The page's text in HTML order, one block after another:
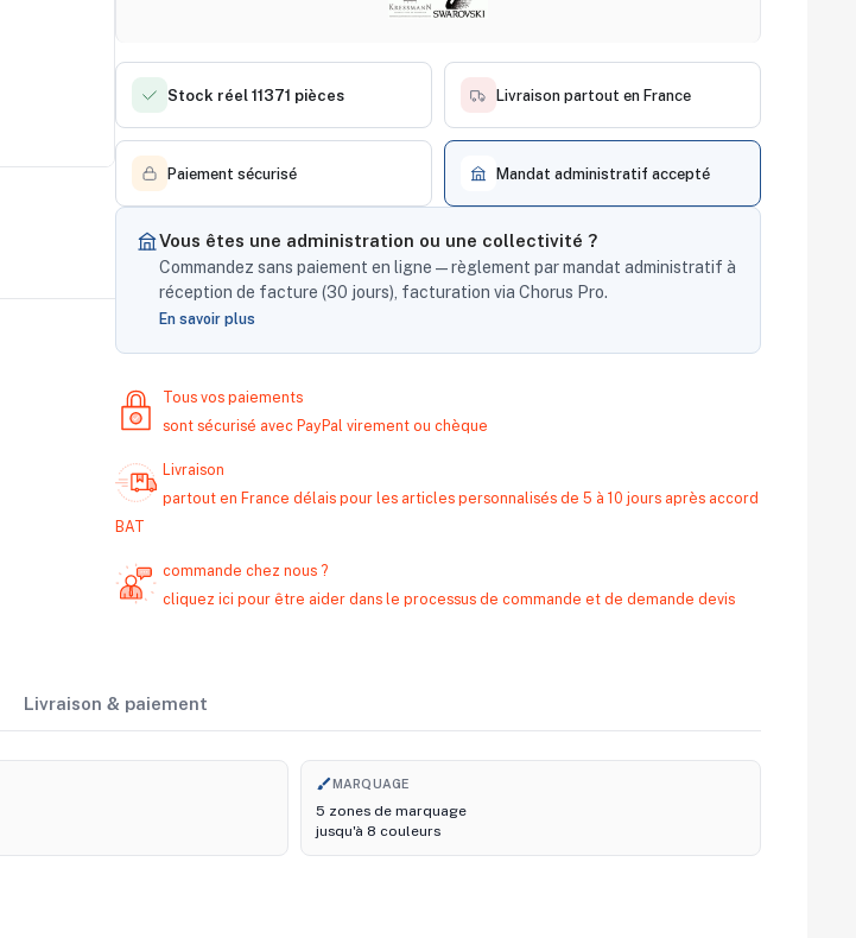
Stock réel 11371 pièces Livraison partout en France
Paiement sécurisé Mandat administratif accepté
Vous êtes une administration ou une collectivité ?
Commandez sans paiement en ligne — règlement par mandat administratif à
réception de facture (30 jours), facturation via Chorus Pro.
En savoir plus
Tous vos paiements
sont sécurisé avec PayPal virement ou chèque
Livraison
partout en France délais pour les articles personnalisés de 5 à 10 jours après accord
BAT
commande chez nous ?
cliquez ici pour être aider dans le processus de commande et de demande devis
Livraison & paiement
brushMARQUAGE
5 zones de marquage
jusqu'à 8 couleurs